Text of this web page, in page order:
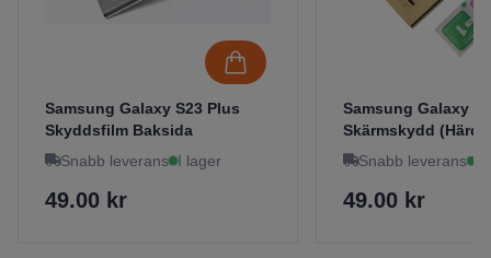
Samsung Galaxy S23 Plus
Skyddsfilm Baksida
Snabb leverans I lager
49.00 kr
Samsung Galaxy
Skärmskydd
Snabb leverans
49.00 kr